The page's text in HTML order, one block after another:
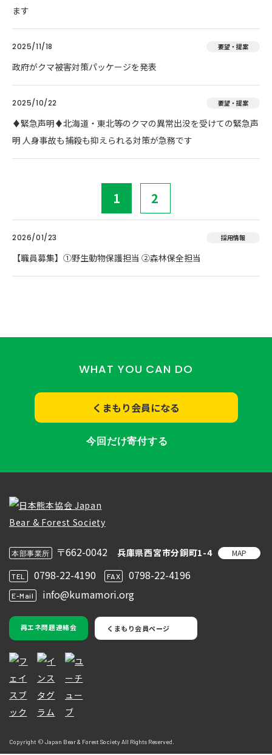
ます
2025/11/18 要望・提案
政府がクマ被害対策パッケージを発表
2025/10/22 要望・提案
♦️緊急声明♦️北海道・東北等のクマの異常出没を受けての緊急声
明 人身事故も捕殺も抑えられる対策が急務です
1 2
2026/01/23 採用情報
【職員募集】①野生動物保護担当 ②森林保全担当
WHAT YOU CAN DO
くまもり会員になる
今回だけ寄付する
本部事業所 〒662-0042 兵庫県西宮市分銅町1-4 MAP
TEL 0798-22-4190 FAX 0798-22-4196
E-Mail info@kumamori.org
再エネ問題連絡会 くまもり会員ページ
Copyright © Japan Bear & Forest Society All Rights Reserved.